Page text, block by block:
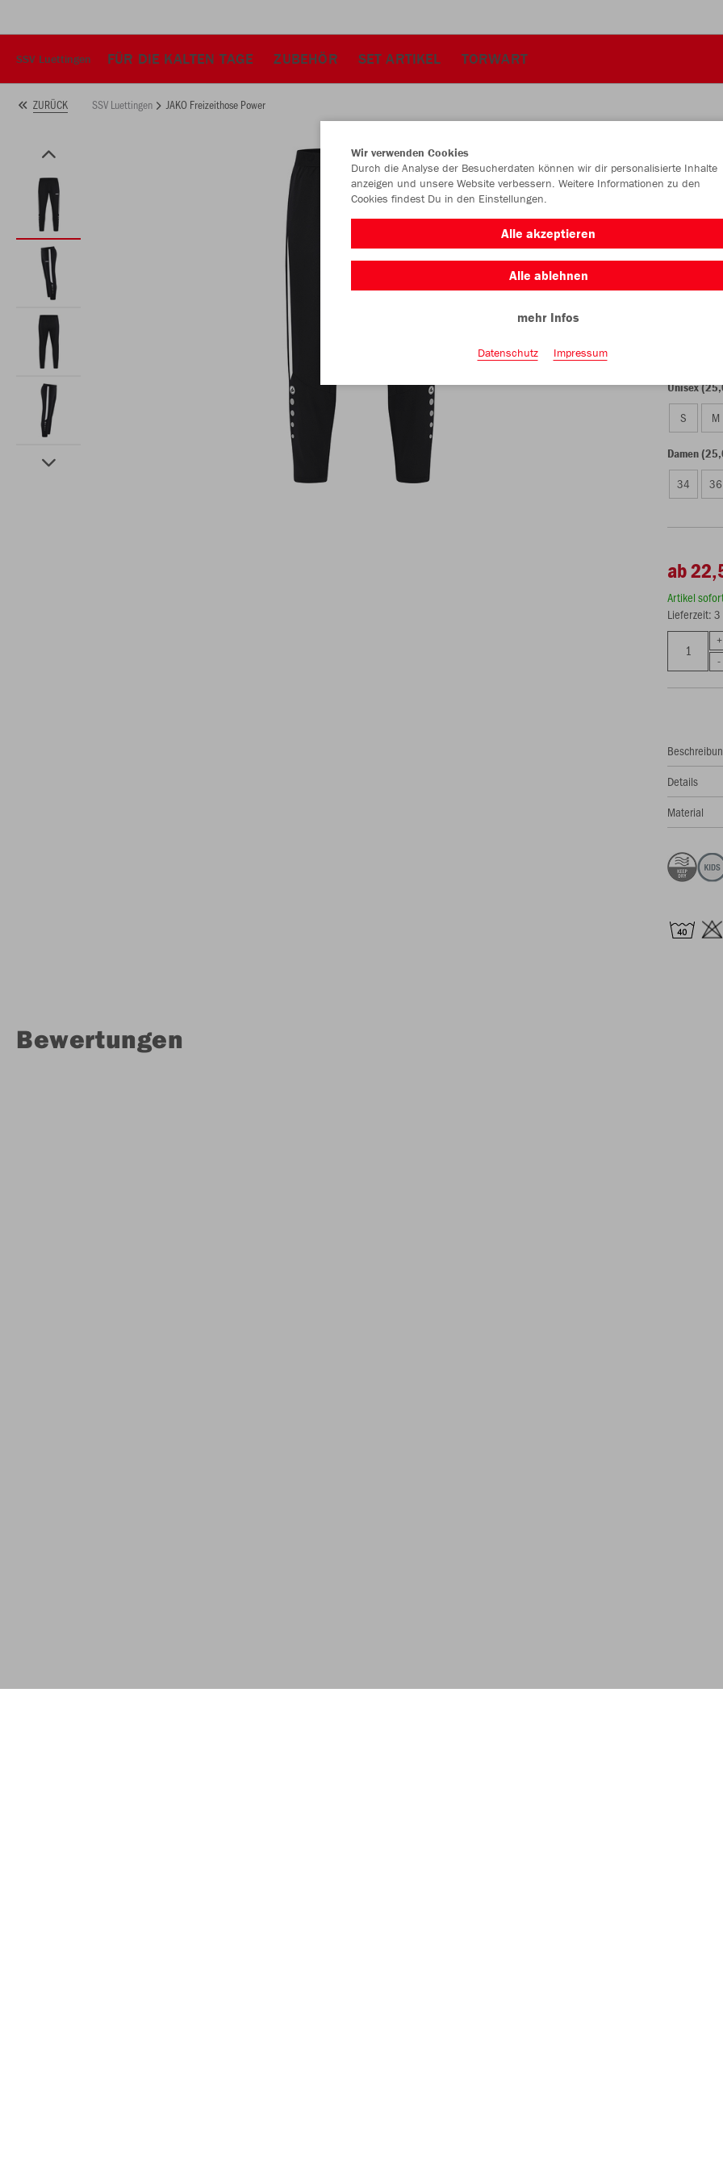
SSV Luettingen FÜR DIE KALTEN TAGE ZUBEHÖR SET ARTIKEL TORWART
ZURÜCK SSV Luettingen JAKO Freizeithose Power
Unisex
S M
Damen
34 36
ab
Artikel
Lieferzeit: 3
Details
Material
Bewertungen
Wir verwenden Cookies
Durch die Analyse der Besucherdaten können wir dir personalisierte Inhalte
anzeigen und unsere Website verbessern. Weitere Informationen zu den
Cookies findest Du in den Einstellungen.
Alle akzeptieren
Alle ablehnen
mehr Infos
Datenschutz Impressum